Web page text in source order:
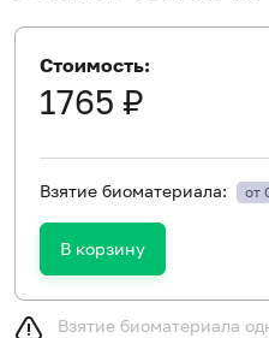
Стоимость:
1765 ₽
Взятие биоматериала: от
В корзину
Взятие биоматериала